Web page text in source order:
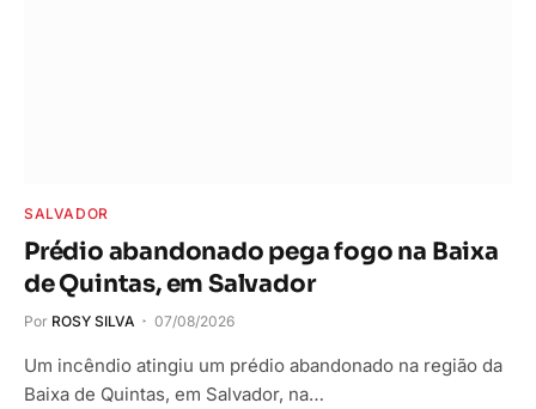
SALVADOR
Prédio abandonado pega fogo na Baixa
de Quintas, em Salvador
Por ROSY SILVA 07/08/2026
Um incêndio atingiu um prédio abandonado na região da
Baixa de Quintas, em Salvador, na…